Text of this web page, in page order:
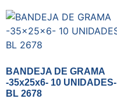
BANDEJA DE GRAMA
-35x25x6- 10 UNIDADES-
BL 2678